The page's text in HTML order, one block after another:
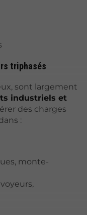
triphasés
sont largement
industriels et
des charges
:
monte-